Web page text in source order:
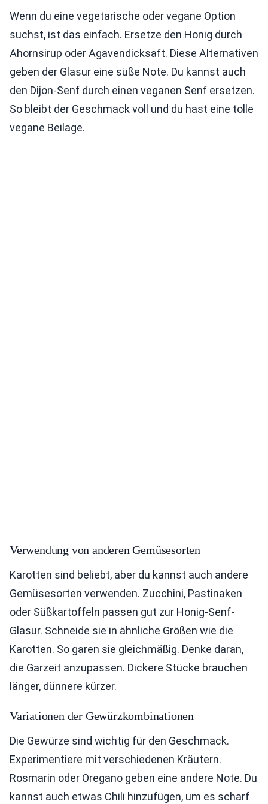
Wenn du eine vegetarische oder vegane Option
suchst, ist das einfach. Ersetze den Honig durch
Ahornsirup oder Agavendicksaft. Diese Alternativen
geben der Glasur eine süße Note. Du kannst auch
den Dijon-Senf durch einen veganen Senf ersetzen.
So bleibt der Geschmack voll und du hast eine tolle
vegane Beilage.
Verwendung von anderen Gemüsesorten
Karotten sind beliebt, aber du kannst auch andere
Gemüsesorten verwenden. Zucchini, Pastinaken
oder Süßkartoffeln passen gut zur Honig-Senf-
Glasur. Schneide sie in ähnliche Größen wie die
Karotten. So garen sie gleichmäßig. Denke daran,
die Garzeit anzupassen. Dickere Stücke brauchen
länger, dünnere kürzer.
Variationen der Gewürzkombinationen
Die Gewürze sind wichtig für den Geschmack.
Experimentiere mit verschiedenen Kräutern.
Rosmarin oder Oregano geben eine andere Note. Du
kannst auch etwas Chili hinzufügen, um es scharf